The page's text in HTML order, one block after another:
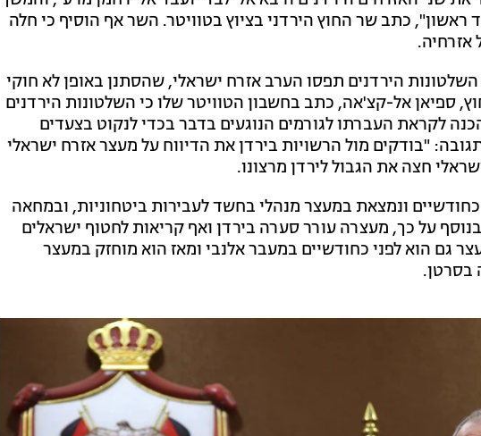
ראשון", כתב שר החוץ הירדני בציוץ בטוויטר. השר אף הוסיף כי חלה
הירדנים תפסו הערב אזרח ישראלי, שהסתנן באופן לא חוקי
ספיאן אל-קצ'אה, כתב בחשבון הטוויטר שלו כי השלטונות הירדנים
לקראת העברתו לגורמים הנוגעים בדבר בכדי לנקוט בצעדים
"בודקים מול הרשויות בירדן את הדיווח על מעצר אזרח ישראלי
חצה את הגבול לירדן מרצונו.
ה-24, נעצרה לפני כחודשיים ונמצאת במעצר מנהלי בחשד לעבירות ביטחוניות, ובמחאה
על כך, מעצרה עורר סערה בירדן ואף קריאות לחטוף ישראלים
גם הוא לפני כחודשיים במעבר אלנבי ומאז הוא מוחזק במעצר
בסרטן.